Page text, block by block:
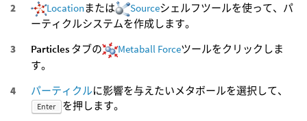
Locationまたは Sourceシェルフツールを使って、パ
ーティクルシステムを作成します。
Particles タブの Metaball Forceツールをクリックしま
す。
パーティクルに影響を与えたいメタボールを選択して、
Enter
を押します。